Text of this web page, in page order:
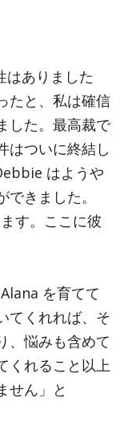
はありました
たと、私は確信
した。最高裁で
はついに終結し
はようや
きました。
す。ここに彼
を育てて
てくれれば、そ
、悩みも含めて
くれること以上
せん」と